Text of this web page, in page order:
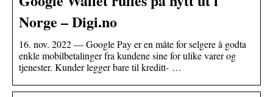
Norge – Digi.no
16. nov. 2022 — Google Pay er en måte for selgere å godta
enkle mobilbetalinger fra kundene sine for ulike varer og
tjenester. Kunder legger bare til kreditt- …